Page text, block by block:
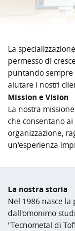
La
permesso di
puntando sempre
aiutare i nostri
Mission e Vision
La nostra
che consentano
organizzazione,
un'esperienza
La nostra storia
Nel 1986 nasce la
dall'omonimo
"Tecnometal di